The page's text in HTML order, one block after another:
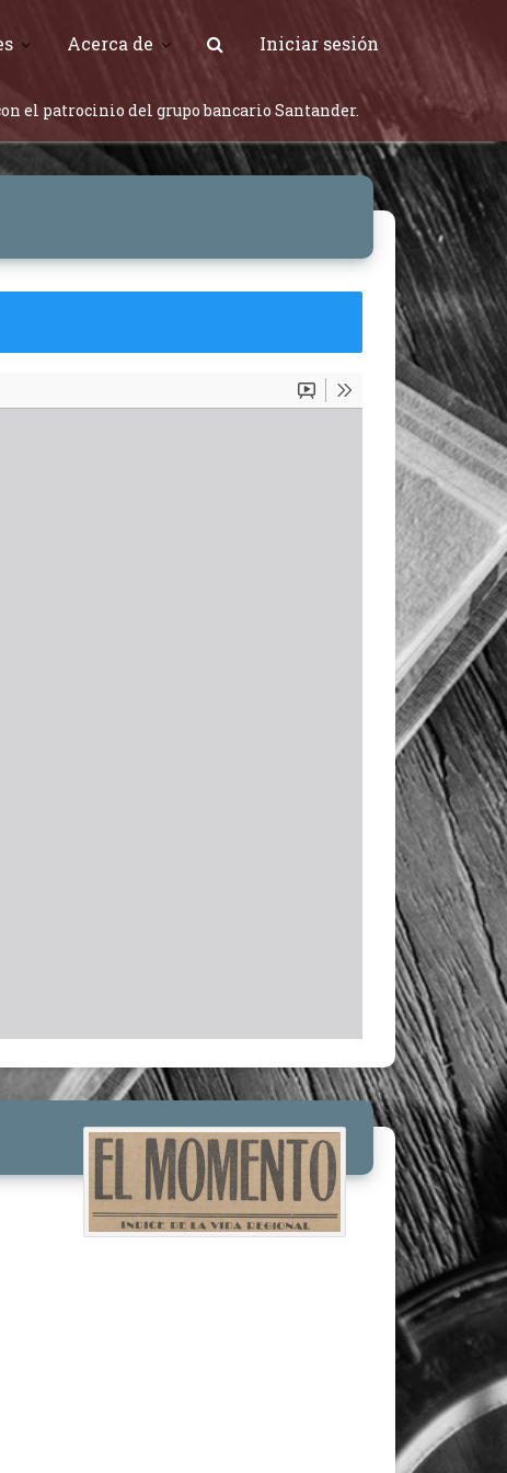
Acerca de Iniciar sesión
el patrocinio del grupo bancario Santander.